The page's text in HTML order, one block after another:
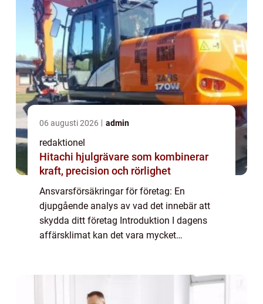
06 augusti 2026 admin
redaktionel
Hitachi hjulgrävare som kombinerar
kraft, precision och rörlighet
Ansvarsförsäkringar för företag: En
djupgående analys av vad det innebär att
skydda ditt företag Introduktion I dagens
affärsklimat kan det vara mycket